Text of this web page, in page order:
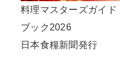
料理マスターズガイド
ブック2026
日本食糧新聞発行